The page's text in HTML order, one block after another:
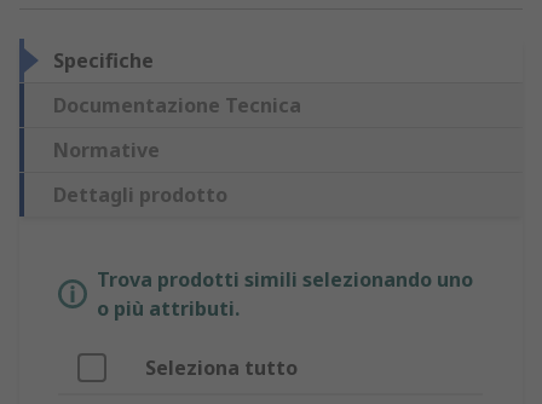
Specifiche
Documentazione Tecnica
Normative
Dettagli prodotto
Trova prodotti simili selezionando uno
o più attributi.
Seleziona tutto